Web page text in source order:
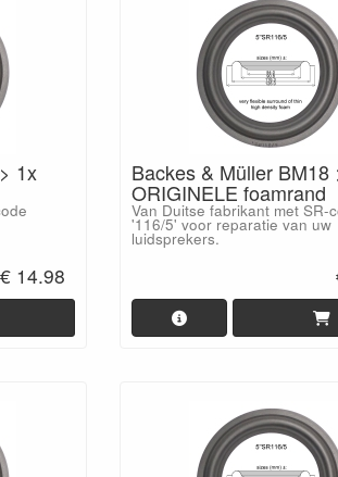
1x
€ 14.98
Backes & Müller BM18
ORIGINELE foamrand
Van Duitse fabrikant met SR-
'116/5' voor reparatie van uw
luidsprekers.